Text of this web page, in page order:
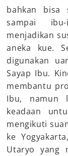
bahkan bisa
sampai
menjadikan
aneka kue.
digunakan
Sayap Ibu.
membantu
Ibu, namun
keadaan
mengikuti
ke
Utaryo yang